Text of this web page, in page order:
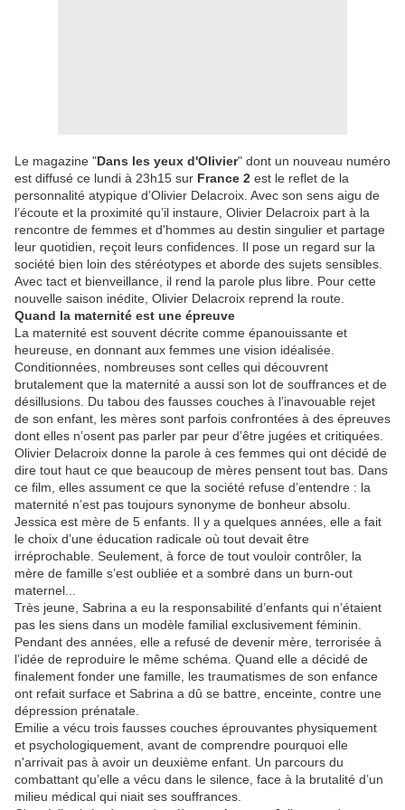
Le magazine "Dans les yeux d'Olivier" dont un nouveau numéro
est diffusé ce lundi à 23h15 sur France 2 est le reflet de la
personnalité atypique d’Olivier Delacroix. Avec son sens aigu de
l’écoute et la proximité qu’il instaure, Olivier Delacroix part à la
rencontre de femmes et d'hommes au destin singulier et partage
leur quotidien, reçoit leurs confidences. Il pose un regard sur la
société bien loin des stéréotypes et aborde des sujets sensibles.
Avec tact et bienveillance, il rend la parole plus libre. Pour cette
nouvelle saison inédite, Olivier Delacroix reprend la route.
Quand la maternité est une épreuve
La maternité est souvent décrite comme épanouissante et
heureuse, en donnant aux femmes une vision idéalisée.
Conditionnées, nombreuses sont celles qui découvrent
brutalement que la maternité a aussi son lot de souffrances et de
désillusions. Du tabou des fausses couches à l’inavouable rejet
de son enfant, les mères sont parfois confrontées à des épreuves
dont elles n’osent pas parler par peur d’être jugées et critiquées.
Olivier Delacroix donne la parole à ces femmes qui ont décidé de
dire tout haut ce que beaucoup de mères pensent tout bas. Dans
ce film, elles assument ce que la société refuse d’entendre : la
maternité n’est pas toujours synonyme de bonheur absolu.
Jessica est mère de 5 enfants. Il y a quelques années, elle a fait
le choix d’une éducation radicale où tout devait être
irréprochable. Seulement, à force de tout vouloir contrôler, la
mère de famille s’est oubliée et a sombré dans un burn-out
maternel...
Très jeune, Sabrina a eu la responsabilité d’enfants qui n’étaient
pas les siens dans un modèle familial exclusivement féminin.
Pendant des années, elle a refusé de devenir mère, terrorisée à
l’idée de reproduire le même schéma. Quand elle a décidé de
finalement fonder une famille, les traumatismes de son enfance
ont refait surface et Sabrina a dû se battre, enceinte, contre une
dépression prénatale.
Emilie a vécu trois fausses couches éprouvantes physiquement
et psychologiquement, avant de comprendre pourquoi elle
n'arrivait pas à avoir un deuxième enfant. Un parcours du
combattant qu’elle a vécu dans le silence, face à la brutalité d’un
milieu médical qui niait ses souffrances.